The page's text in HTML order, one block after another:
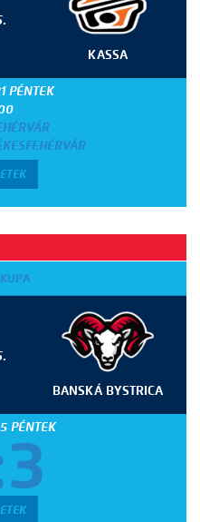
KASSA
PÉNTEK
BANSKÁ BYSTRICA
PÉNTEK